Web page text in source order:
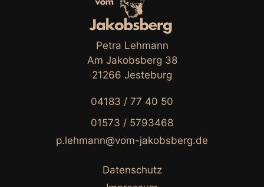
Petra Lehmann
Am Jakobsberg 38
21266 Jesteburg
04183 / 77 40 50
01573 / 5793468
p.lehmann@vom-jakobsberg.de
Datenschutz